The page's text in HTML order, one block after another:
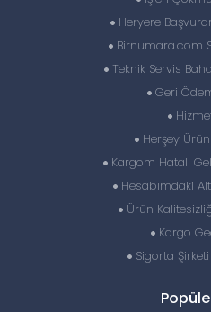
Heryere
Birnumara.com
Teknik Servis
Geri
Herşey
Kargom Hatalı
Hesabımdaki
Ürün
Kargo
Sigorta